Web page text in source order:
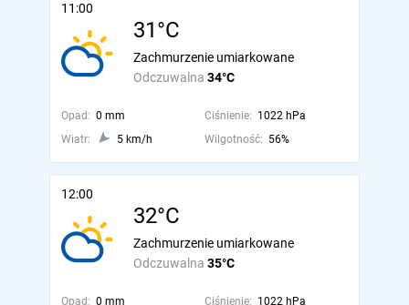
11:00
31°C
Odczuwalna 34°C
Zachmurzenie umiarkowane
Opad: 0 mm Ciśnienie: 1022 hPa
Wiatr:
5 km/h Wilgotność: 56%
12:00
32°C
Odczuwalna 35°C
Zachmurzenie umiarkowane
Opad: 0 mm Ciśnienie: 1022 hPa